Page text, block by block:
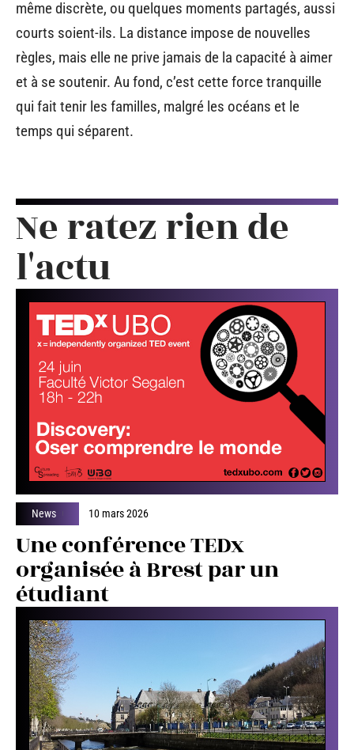
même discrète, ou quelques moments partagés, aussi
courts soient-ils. La distance impose de nouvelles
règles, mais elle ne prive jamais de la capacité à aimer
et à se soutenir. Au fond, c’est cette force tranquille
qui fait tenir les familles, malgré les océans et le
temps qui séparent.
Ne ratez rien de
l'actu
News 10 mars 2026
Une conférence TEDx
organisée à Brest par un
étudiant